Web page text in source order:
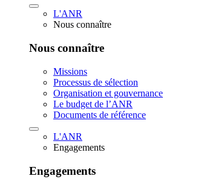
L'ANR
Nous connaître
Nous connaître
Missions
Processus de sélection
Organisation et gouvernance
Le budget de l’ANR
Documents de référence
L'ANR
Engagements
Engagements